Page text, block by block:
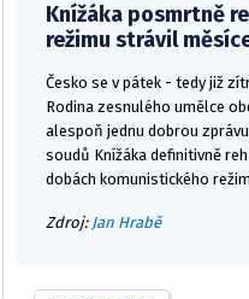
Knížáka posmrtně
režimu strávil
Česko se v pátek - tedy již
Rodina zesnulého umělce
alespoň jednu dobrou
soudů Knížáka definitivně
dobách komunistického
Zdroj: Jan Hrabě